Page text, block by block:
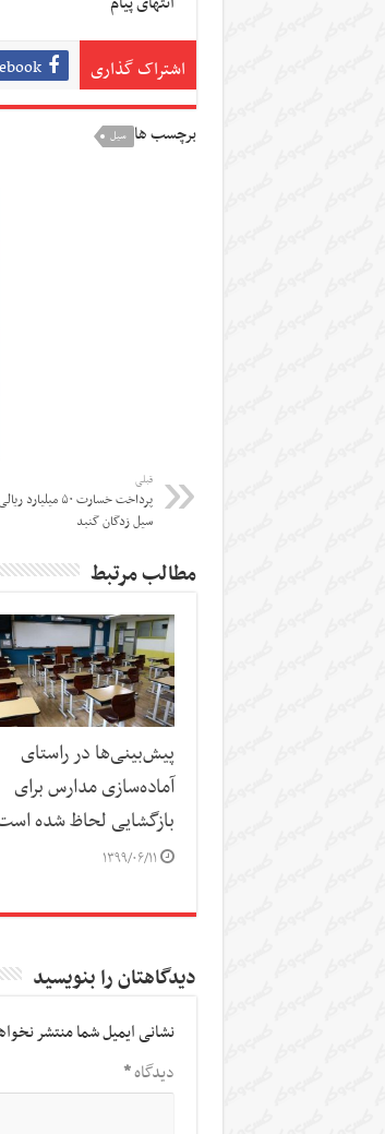
اشتراک گذاری
برچسب ها سیل
قبلی
پرداخت خسارت ۵۰
سیل زدگان گنبد
مطالب مرتبط
پیش‌بینی‌ها در راستای
آماده‌سازی مدارس برای
بازگشایی لحاظ شده
۱۳۹۹/۰۶/۱۱
دیدگاهتان را بنویسید
نشانی ایمیل شما منتشر
دیدگاه*